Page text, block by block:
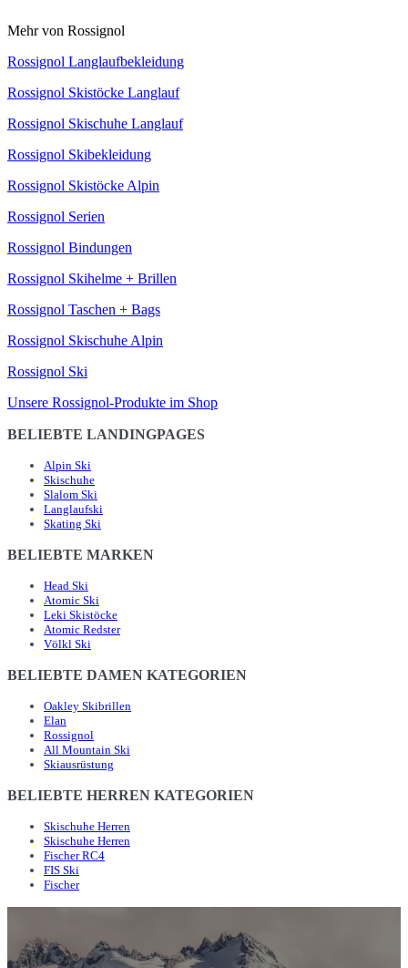
Mehr von Rossignol
Rossignol Langlaufbekleidung
Rossignol Skistöcke Langlauf
Rossignol Skischuhe Langlauf
Rossignol Skibekleidung
Rossignol Skistöcke Alpin
Rossignol Serien
Rossignol Bindungen
Rossignol Skihelme + Brillen
Rossignol Taschen + Bags
Rossignol Skischuhe Alpin
Rossignol Ski
Unsere Rossignol-Produkte im Shop
BELIEBTE LANDINGPAGES
Alpin Ski
Skischuhe
Slalom Ski
Langlaufski
Skating Ski
BELIEBTE MARKEN
Head Ski
Atomic Ski
Leki Skistöcke
Atomic Redster
Völkl Ski
BELIEBTE DAMEN KATEGORIEN
Oakley Skibrillen
Elan
Rossignol
All Mountain Ski
Skiausrüstung
BELIEBTE HERREN KATEGORIEN
Skischuhe Herren
Skischuhe Herren
Fischer RC4
FIS Ski
Fischer